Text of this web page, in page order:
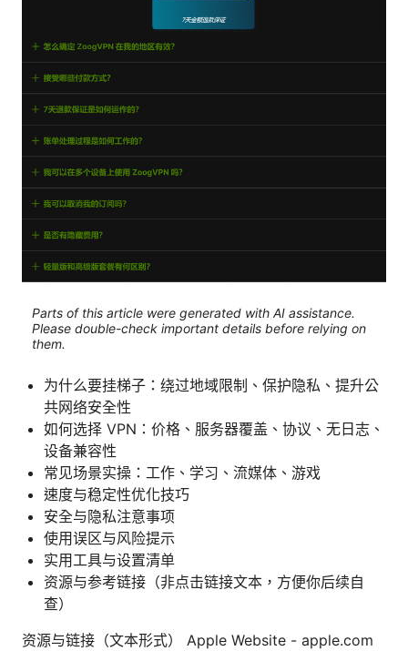
Parts of this article were generated with AI assistance.
Please double-check important details before relying on
them.
为什么要挂梯子：绕过地域限制、保护隐私、提升公
共网络安全性
如何选择 VPN：价格、服务器覆盖、协议、无日志、
设备兼容性
常见场景实操：工作、学习、流媒体、游戏
速度与稳定性优化技巧
安全与隐私注意事项
使用误区与风险提示
实用工具与设置清单
资源与参考链接（非点击链接文本，方便你后续自
查）
资源与链接（文本形式） Apple Website - apple.com